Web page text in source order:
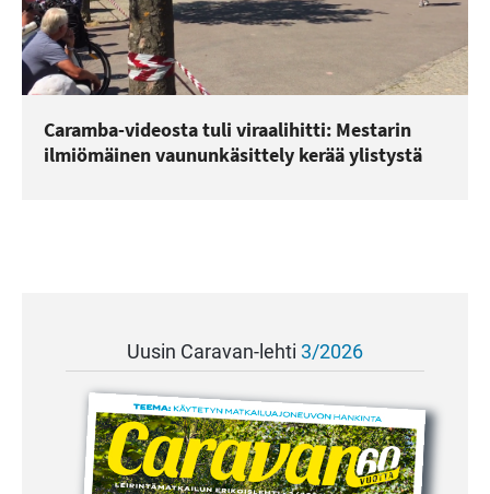
Caramba-videosta tuli viraalihitti: Mestarin
ilmiömäinen vaununkäsittely kerää ylistystä
Uusin Caravan-lehti 3/2026